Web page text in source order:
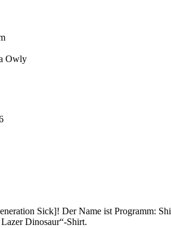
Owly
Sick]! Der Name ist Programm:
Dinosaur“-Shirt.